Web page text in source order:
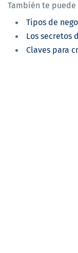
También te
Tipos de
Los secretos
Claves para